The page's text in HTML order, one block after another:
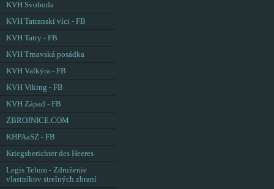
KVH Svoboda
KVH Tatranskí vlci - FB
KVH Tatry - FB
KVH Trnavská posádka
KVH Valkýra - FB
KVH Viking - FB
KVH Západ - FB
ZBROJNICE.COM
KHPAaSZ - FB
Kriegsberichter des Heeres
Legis Telum - Združenie
vlastníkov strelných zbraní